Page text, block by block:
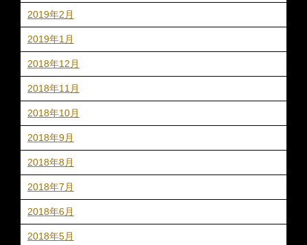
2019年2月
2019年1月
2018年12月
2018年11月
2018年10月
2018年9月
2018年8月
2018年7月
2018年6月
2018年5月